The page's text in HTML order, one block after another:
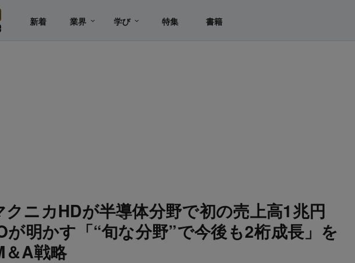
新着 業界 学び 特集 書籍
ニカHDが半導体分野で初の売上高1兆円
が明かす「“旬な分野”で今後も2桁成長」を
A戦略